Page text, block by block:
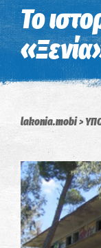
Η
Το
lakonia.mobi